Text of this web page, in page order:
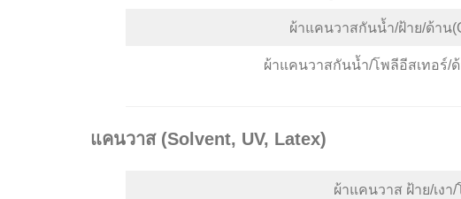
ผ้าแคนวาสกันน้ำ/ฝ้าย/ด้าน
ผ้าแคนวาสกันน้ำ/โพลีอีสเทอร์/ด้
แคนวาส (Solvent, UV, Latex)
ผ้าแคนวาส ฝ้าย/เงา